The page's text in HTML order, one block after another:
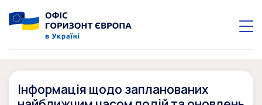
Інформація щодо запланованих